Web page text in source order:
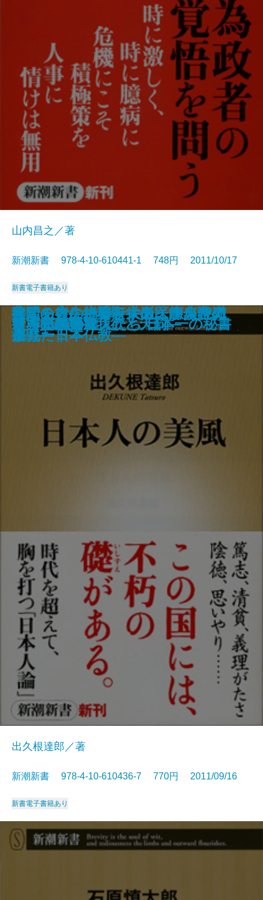
さもしい人間―正義をさがす哲学
―
55歳からのフルマラソン
傷ついた日本人へ
背負い続ける力
恐山―死者のいる場所―
人間の基本
死ぬことを学ぶ
反・幸福論
尼さんはつらいよ
リーダーシップ―胆力と大局観―
山内昌之／著
新潮新書 978-4-10-610441-1 748円 2011/10/17
新書電子書籍あり
日本人の美風
出久根達郎／著
新潮新書 978-4-10-610436-7 770円 2011/09/16
新書電子書籍あり
新・堕落論―我欲と天罰―
復興の精神
マイ仏教
日本人の叡智
サービスの達人たち 日本一の秘書
葬式をしない寺―大阪・應典院の
挑戦―
人間の往生―看取りの医師が考え
る―
迷える者の禅修行―ドイツ人住職
が見た日本仏教―
復活の力―絶望を栄光にかえたア
スリート―